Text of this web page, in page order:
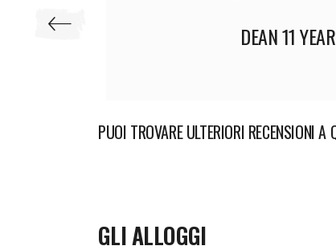
DEAN11
PUOI TROVARE ULTERIORI RECENSIONI A
GLI ALLOGGI